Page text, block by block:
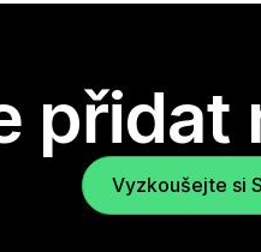
přidat
Vyzkoušejte si